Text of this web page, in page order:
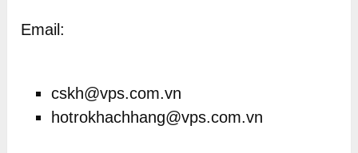
Email:
cskh@vps.com.vn
hotrokhachhang@vps.com.vn